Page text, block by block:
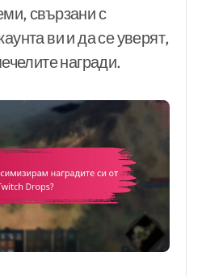
свързани с
ви и да се уверят,
награди.